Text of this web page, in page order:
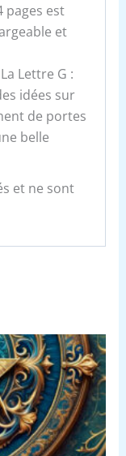
pages est
et
Lettre G :
idées sur
de portes
belle
et ne sont